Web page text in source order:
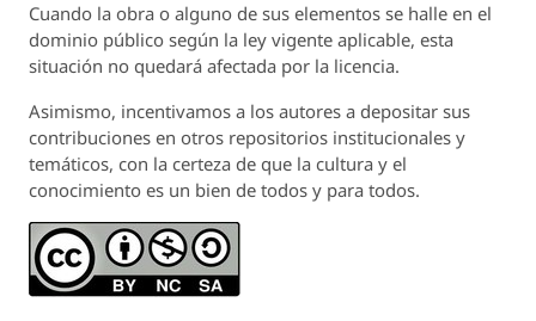
Cuando la obra o alguno de sus elementos se halle en el
dominio público según la ley vigente aplicable, esta
situación no quedará afectada por la licencia.
Asimismo, incentivamos a los autores a depositar sus
contribuciones en otros repositorios institucionales y
temáticos, con la certeza de que la cultura y el
conocimiento es un bien de todos y para todos.